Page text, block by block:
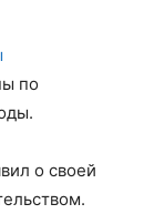
по
о своей